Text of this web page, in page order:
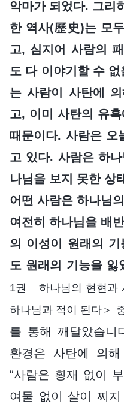
악마가 되었다. 그리
한 역사(歷史)는 모
고, 심지어 사람의
도 다 이야기할 수
는 사람이 사탄에
고, 이미 사탄의 유
때문이다. 사람은 오
고 있다. 사람은 하
나님을 보지 못한 상
어떤 사람은 하나님
여전히 하나님을 배
의 이성이 원래의
도 원래의 기능을 잃
1권 하나님의 현현과
하나님과 적이 된다＞
를 통해 깨달았습니
환경은 사탄에 의
“사람은 횡재 없이
여물 없이 살이 찌지